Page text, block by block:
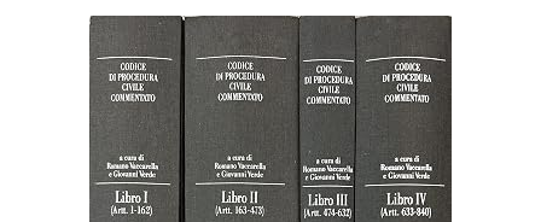
Browse Collections
Rare Books
Art & Collectables